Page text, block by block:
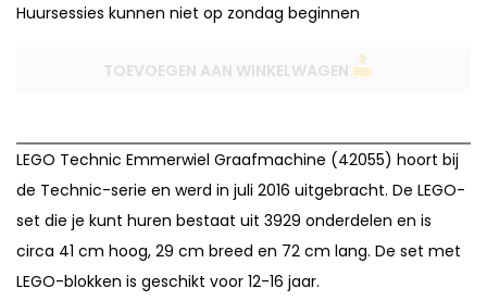
Huursessies kunnen niet op zondag beginnen
TOEVOEGEN AAN WINKELWAGEN
LEGO Technic Emmerwiel Graafmachine (42055) hoort bij
de Technic-serie en werd in juli 2016 uitgebracht. De LEGO-
set die je kunt huren bestaat uit 3929 onderdelen en is
circa 41 cm hoog, 29 cm breed en 72 cm lang. De set met
LEGO-blokken is geschikt voor 12-16 jaar.